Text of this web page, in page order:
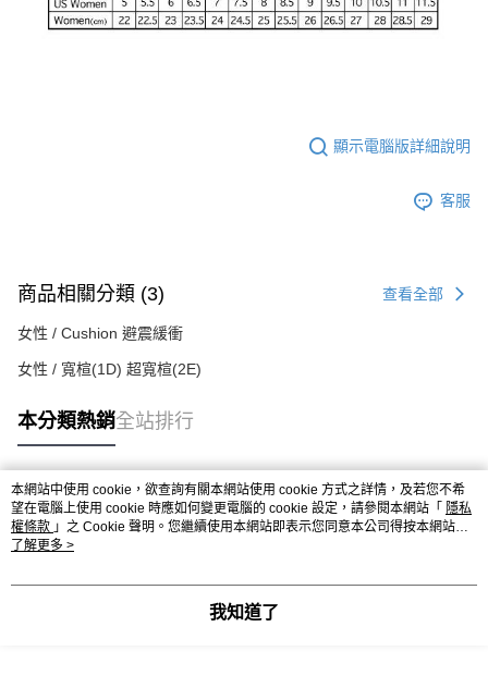
顯示電腦版詳細說明
客服
商品相關分類 (3) 查看全部
女性 / Cushion 避震緩衝
女性 / 寬楦(1D) 超寬楦(2E)
本分類熱銷全站排行
熱門標籤
本網站中使用 cookie，欲查詢有關本網站使用 cookie 方式之詳情，及若您不希
望在電腦上使用 cookie 時應如何變更電腦的 cookie 設定，請參閱本網站「 隱私
權條款 」之 Cookie 聲明。您繼續使用本網站即表示您同意本公司得按本網站使
用條款之 Cookie 聲明使用 cookie。
了解更多 >
我知道了